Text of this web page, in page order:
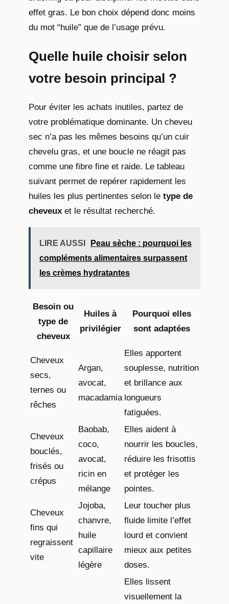
effet gras. Le bon choix dépend donc moins
du mot “huile” que de l’usage prévu.
Quelle huile choisir selon
votre besoin principal ?
Pour éviter les achats inutiles, partez de
votre problématique dominante. Un cheveu
sec n’a pas les mêmes besoins qu’un cuir
chevelu gras, et une boucle ne réagit pas
comme une fibre fine et raide. Le tableau
suivant permet de repérer rapidement les
huiles les plus pertinentes selon le type de
cheveux et le résultat recherché.
LIRE AUSSI
Peau sèche : pourquoi les
compléments alimentaires surpassent
les crèmes hydratantes
Besoin ou
type de
cheveux
Huiles à
privilégier
Pourquoi elles
sont adaptées
Cheveux
secs,
ternes ou
rêches
Argan,
avocat,
macadamia
Elles apportent
souplesse, nutrition
et brillance aux
longueurs
fatiguées.
Cheveux
bouclés,
frisés ou
crépus
Baobab,
coco,
avocat,
ricin en
mélange
Elles aident à
nourrir les boucles,
réduire les frisottis
et protéger les
pointes.
Cheveux
fins qui
regraissent
vite
Jojoba,
chanvre,
huile
capillaire
légère
Leur toucher plus
fluide limite l’effet
lourd et convient
mieux aux petites
doses.
Elles lissent
visuellement la